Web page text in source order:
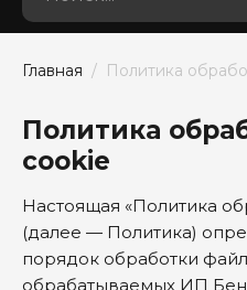
Главная /  Политика
Политика
cookie
Настоящая «Политика
(далее — Политика)
порядок обработки
обрабатываемых ИП